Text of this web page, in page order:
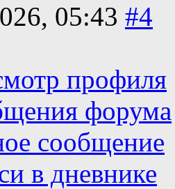
05:43 #4
профиля
форума
сообщение
в дневнике